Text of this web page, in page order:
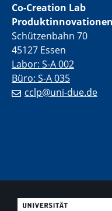
Co-Creation Lab
Produktinnovationen
​Schützenbahn 70
45127 Essen
Labor: S-A 002
Büro: S-A 035
cclp@uni-due.de